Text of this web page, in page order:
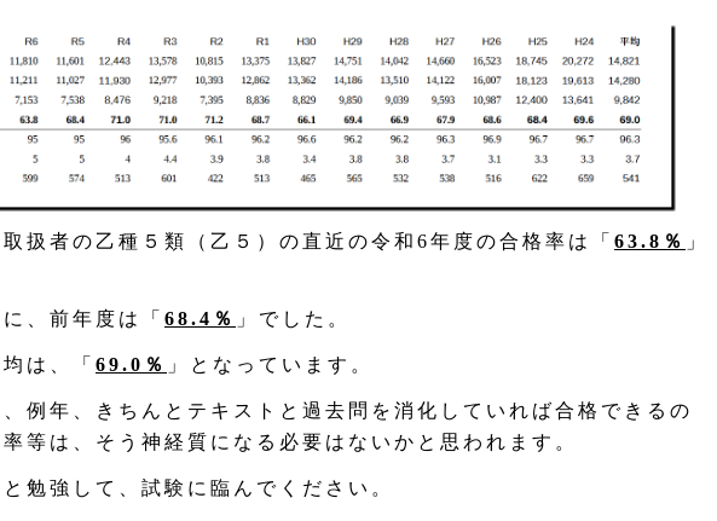
扱者の乙種５類（乙５）の直近の令和6年度の合格率は「 63.8％ 」
、前年度は「 68.4％ 」でした。
は、「 69.0％ 」となっています。
例年、きちんとテキストと過去問を消化していれば合格できるの
等は、そう神経質になる必要はないかと思われます。
勉強して、試験に臨んでください。